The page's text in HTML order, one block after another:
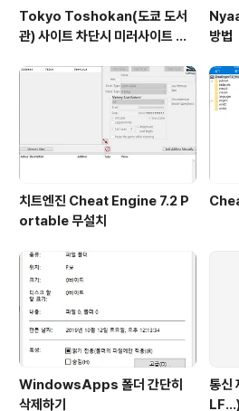
Tokyo Toshokan(도쿄 도서
관) 사이트 차단시 미러사이트 접
방법
치트엔진 Cheat Engine 7.2 P
ortable 무설치
WindowsApps 폴더 간단히
삭제하기
통신